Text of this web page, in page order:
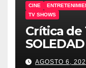
CINE
TV SHOWS
Crítica de
AGOSTO 6,